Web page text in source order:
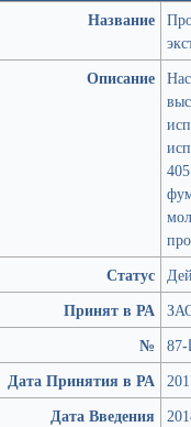
Название
Описание
Статус
Принят в РА
№
87-
Дата Принятия в РА
Дата Введения